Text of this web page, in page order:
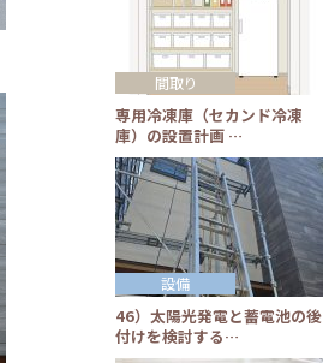
専用冷凍庫（セカンド冷凍
庫）の設置計画 …
間取り
46）太陽光発電と蓄電池の後
付けを検討する…
設備